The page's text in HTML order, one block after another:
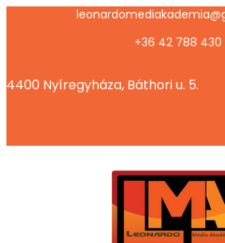
+36 42 788 430
4400 Nyíregyháza, Báthori u. 5.